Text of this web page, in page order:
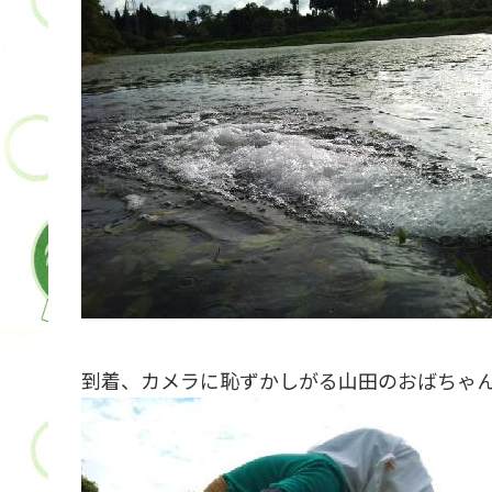
到着、カメラに恥ずかしがる山田のおばちゃ